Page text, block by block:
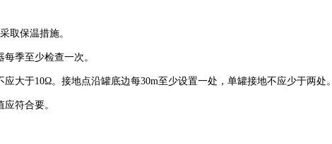
取保温措施。
季至少检查一次。
大于10Ω。接地点沿罐底边每30m至少设置一处，单罐接地不应少于两处。
符合要。